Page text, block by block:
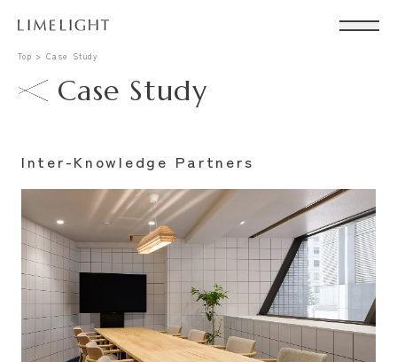
Top Case Study
Case Study
Inter-Knowledge Partners